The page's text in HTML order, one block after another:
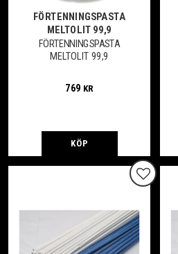
FÖRTENNINGSPASTA
MELTOLIT 99,9
FÖRTENNINGSPASTA
MELTOLIT 99,9
769 KR
KÖP
Lägg till